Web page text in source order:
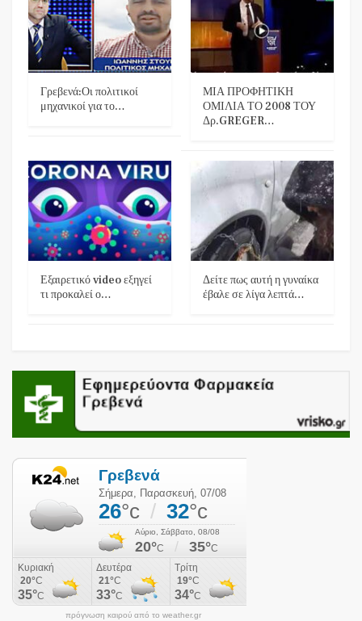
Γρεβενά:Οι πολιτικοί
μηχανικοί για το…
ΜΙΑ ΠΡΟΦΗΤΙΚΗ
ΟΜΙΛΙΑ ΤΟ 2008 ΤΟΥ
Δρ.GREGER…
Εξαιρετικό video εξηγεί
τι προκαλεί ο…
Δείτε πως αυτή η γυναίκα
έβαλε σε λίγα λεπτά…
πρόγνωση καιρού από το weather.gr